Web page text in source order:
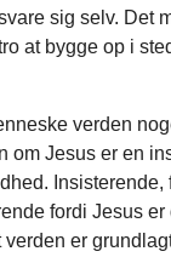
sig selv. Det
at bygge op i
verden
om Jesus er en
Insisterende,
fordi Jesus er
er